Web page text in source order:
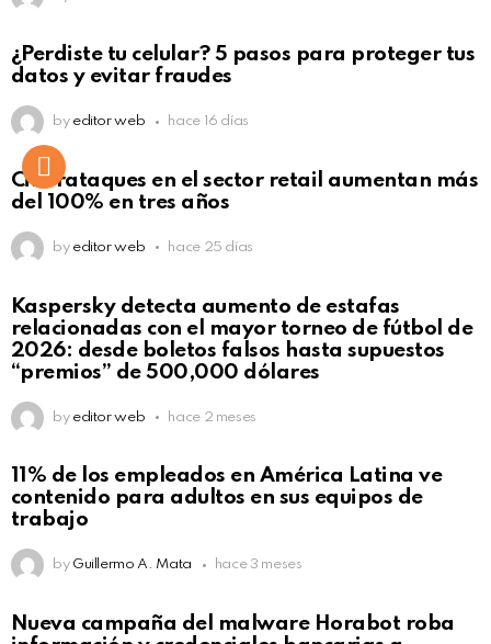
¿Perdiste tu celular? 5 pasos para proteger tus
datos y evitar fraudes
by editor web hace 16 días
Ciberataques en el sector retail aumentan más
del 100% en tres años
by editor web hace 25 días
Kaspersky detecta aumento de estafas
relacionadas con el mayor torneo de fútbol de
2026: desde boletos falsos hasta supuestos
“premios” de 500,000 dólares
by editor web hace 2 meses
11% de los empleados en América Latina ve
contenido para adultos en sus equipos de
trabajo
by Guillermo A. Mata hace 3 meses
Nueva campaña del malware Horabot roba